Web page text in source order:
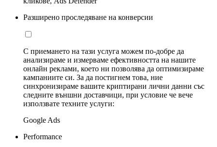
Разширено проследяване на конверсии
С приемането на тази услуга можем по-добре да
анализираме и измерваме ефективността на нашите
онлайн реклами, което ни позволява да оптимизираме
кампаниите си. За да постигнем това, ние
синхронизираме вашите криптирани лични данни със
следните външни доставчици, при условие че вече
използвате техните услуги:
Google Ads
Performance